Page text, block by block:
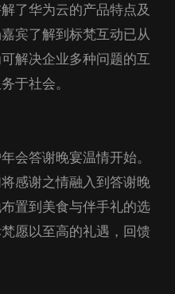
了华为云的产品特点及
宾了解到标梵互动已从
解决企业多种问题的互
于社会。
会答谢晚宴温情开始。
感谢之情融入到答谢晚
置到美食与伴手礼的选
愿以至高的礼遇，回馈